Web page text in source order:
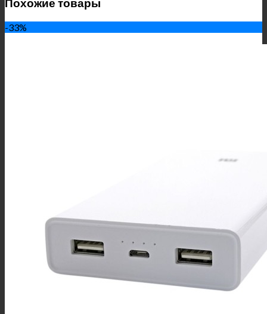
Похожие товары
-33%